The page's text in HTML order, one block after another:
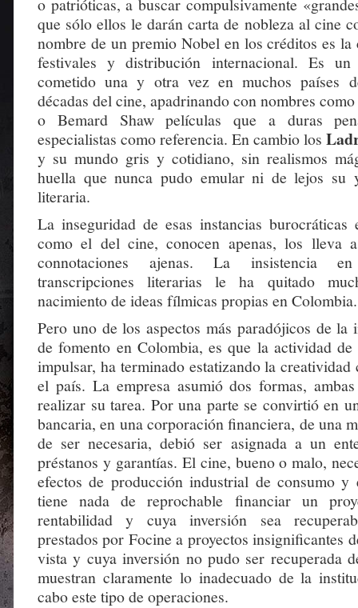
o patrióticas, a buscar compulsivamente
que sólo ellos le darán carta de nobleza al cine
nombre de un premio Nobel en los créditos es la
festivales y distribución internacional. Es
cometido una y otra vez en muchos países
décadas del cine, apadrinando con nombres
o Bemard Shaw películas que a duras
especialistas como referencia. En cambio los
y su mundo gris y cotidiano, sin realismos
huella que nunca pudo emular ni de lejos su
literaria.
La inseguridad de esas instancias
como el del cine, conocen apenas, los lleva
connotaciones ajenas. La insistencia
transcripciones literarias le ha quitado
nacimiento de ideas fílmicas propias en Colombia.
Pero uno de los aspectos más paradójicos de la
de fomento en Colombia, es que la actividad
impulsar, ha terminado estatizando la creatividad
el país. La empresa asumió dos formas,
realizar su tarea. Por una parte se convirtió en
bancaria, en una corporación financiera, de una
de ser necesaria, debió ser asignada a un
préstanos y garantías. El cine, bueno o malo,
efectos de producción industrial de consumo y
tiene nada de reprochable financiar un
rentabilidad y cuya inversión sea
prestados por Focine a proyectos insignificantes
vista y cuya inversión no pudo ser recuperada
muestran claramente lo inadecuado de la
cabo este tipo de operaciones.